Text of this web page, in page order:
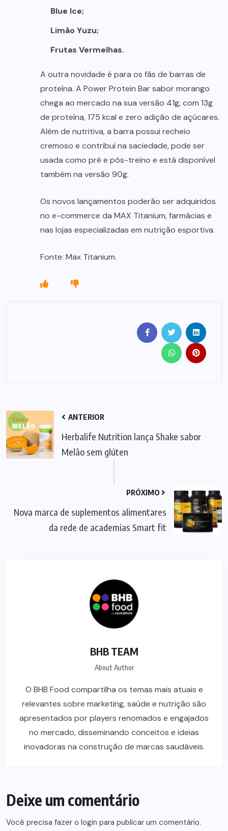
Blue Ice;
Limão Yuzu;
Frutas Vermelhas.
A outra novidade é para os fãs de barras de
proteína. A Power Protein Bar sabor morango
chega ao mercado na sua versão 41g, com 13g
de proteína, 175 kcal e zero adição de açúcares.
Além de nutritiva, a barra possui recheio
cremoso e contribui na saciedade, pode ser
usada como pré e pós-treino e está disponível
também na versão 90g.
Os novos lançamentos poderão ser adquiridos
no e-commerce da MAX Titanium, farmácias e
nas lojas especializadas em nutrição esportiva.
Fonte: Max Titanium.
ANTERIOR
Herbalife Nutrition lança Shake sabor
Melão sem glúten
PRÓXIMO
Nova marca de suplementos alimentares
da rede de academias Smart fit
BHB TEAM
About Author
O BHB Food compartilha os temas mais atuais e
relevantes sobre marketing, saúde e nutrição são
apresentados por players renomados e engajados
no mercado, disseminando conceitos e ideias
inovadoras na construção de marcas saudáveis.
Deixe um comentário
Você precisa fazer o login para publicar um comentário.